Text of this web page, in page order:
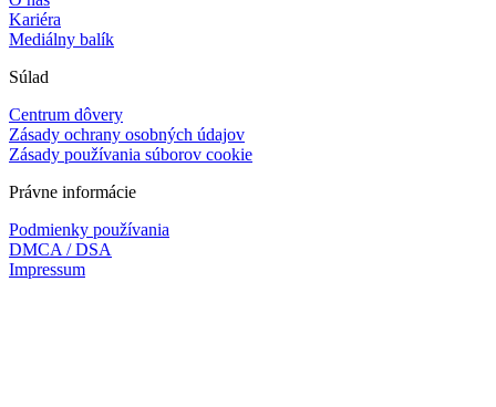
Kariéra
Mediálny balík
Súlad
Centrum dôvery
Zásady ochrany osobných údajov
Zásady používania súborov cookie
Právne informácie
Podmienky používania
DMCA / DSA
Impressum